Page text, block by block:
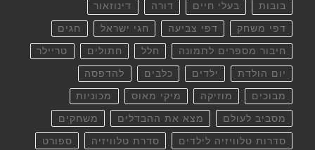
בובות בעלי חיים דורה דינוזאור
דפי משחק דפי צביעה חגי ישראל חגים
חיבור מספרים לתמונה חלל חתולים טריילר
יום הולדת ילדים כלבים להדפסה
מבוכים מוזיקה מיקי מאוס מכוניות
מסביב לעולם מצא את ההבדלים משחקים
סדרות טלוויזיה לילדים סדרת טלוויזיה ספורט